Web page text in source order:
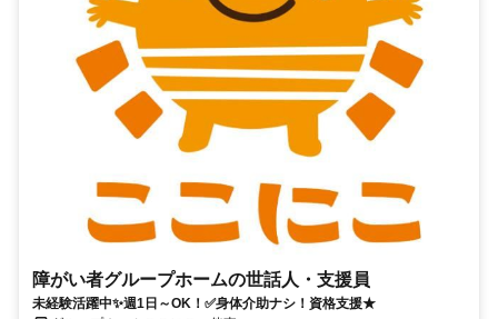
障がい者グループホームの世話人・支援員
未経験活躍中✨週1日～OK！✅身体介助ナシ！資格支援★